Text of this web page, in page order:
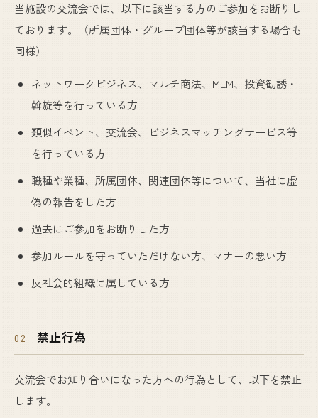
当施設の交流会では、以下に該当する方のご参加をお断りし
ております。（所属団体・グループ団体等が該当する場合も
同様）
ネットワークビジネス、マルチ商法、MLM、投資勧誘・
斡旋等を行っている方
類似イベント、交流会、ビジネスマッチングサービス等
を行っている方
職種や業種、所属団体、関連団体等について、当社に虚
偽の報告をした方
過去にご参加をお断りした方
参加ルールを守っていただけない方、マナーの悪い方
反社会的組織に属している方
02 禁止行為
交流会でお知り合いになった方への行為として、以下を禁止
します。